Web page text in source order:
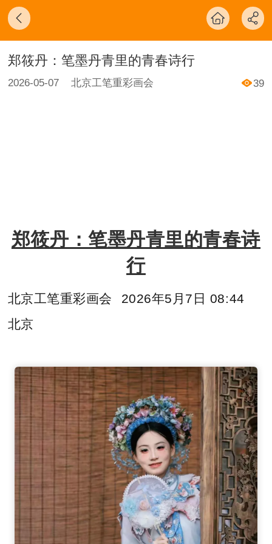
郑筱丹：笔墨丹青里的青春诗行
2026-05-07 北京工笔重彩画会 39
郑筱丹：笔墨丹青里的青春诗
行
北京工笔重彩画会
2026年5月7日 08:44
北京